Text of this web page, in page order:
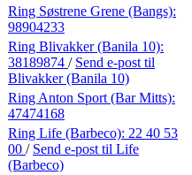
Ring Søstrene Grene (Bangs):
98904233
Ring Blivakker (Banila 10):
38189874 / Send e-post til
Blivakker (Banila 10)
Ring Anton Sport (Bar Mitts):
47474168
Ring Life (Barbeco): 22 40 53
00 / Send e-post til Life
(Barbeco)